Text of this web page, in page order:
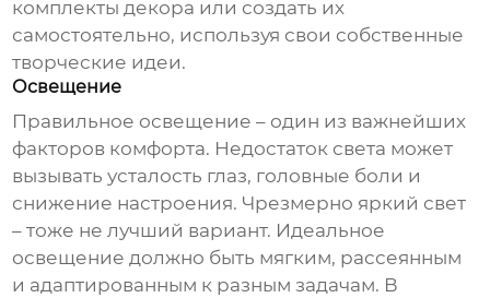
комплекты декора или создать их
самостоятельно, используя свои собственные
творческие идеи.
Освещение
Правильное освещение – один из важнейших
факторов комфорта. Недостаток света может
вызывать усталость глаз, головные боли и
снижение настроения. Чрезмерно яркий свет
– тоже не лучший вариант. Идеальное
освещение должно быть мягким, рассеянным
и адаптированным к разным задачам. В